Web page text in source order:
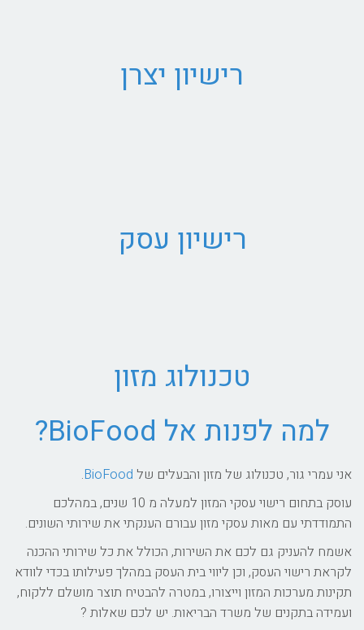
רישיון יצרן
רישיון עסק
טכנולוג מזון
למה לפנות אל BioFood?
אני עמרי גור, טכנולוג של מזון והבעלים של BioFood
.
עוסק בתחום רישוי עסקי המזון למעלה מ 10 שנים, במהלכם
התמודדתי עם מאות עסקי מזון עבורם הענקתי את שירותי השונים.
אשמח להעניק גם לכם את השירות, הכולל את כל שירותי ההכנה
לקראת רישוי העסק, וכן ליווי בית העסק במהלך פעילותו בכדי לוודא
תקינות מערכות המזון וייצורו, במטרה להבטיח תוצר מושלם ללקוח,
ועמידה בתקנים של משרד הבריאות. יש לכם שאלות ?